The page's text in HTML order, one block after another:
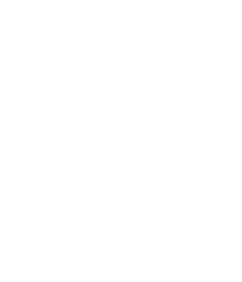
commercial
ensemble